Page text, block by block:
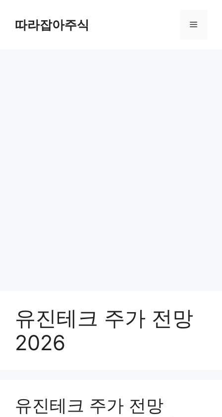
따라잡아주식 메
유진테크 주가 전망
2026
유진테크 주가 전망